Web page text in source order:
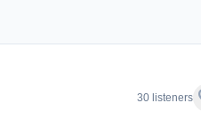
Radio Kasa - KCKY
30 listeners